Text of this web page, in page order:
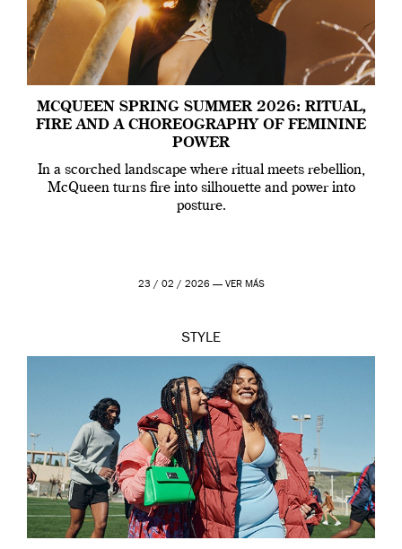
MCQUEEN SPRING SUMMER 2026: RITUAL,
FIRE AND A CHOREOGRAPHY OF FEMININE
POWER
In a scorched landscape where ritual meets rebellion,
McQueen turns fire into silhouette and power into
posture.
23 / 02 / 2026 — VER MÁS
STYLE